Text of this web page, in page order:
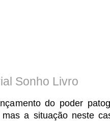
Sonho Livro
do poder
mas a situação neste